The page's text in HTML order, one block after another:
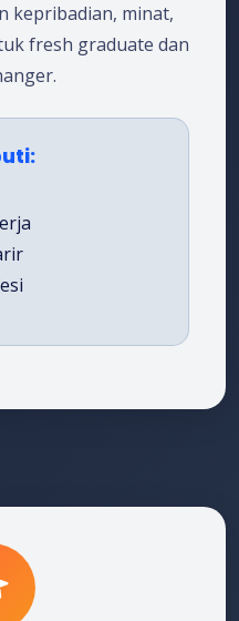
kepribadian, minat,
fresh graduate dan